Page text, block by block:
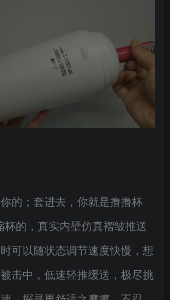
的；套进去，你就是撸撸杯
的，真实内壁仿真褶皱推送
可以随状态调节速度快慢，想
击中，低速轻推缓送，极尽挑